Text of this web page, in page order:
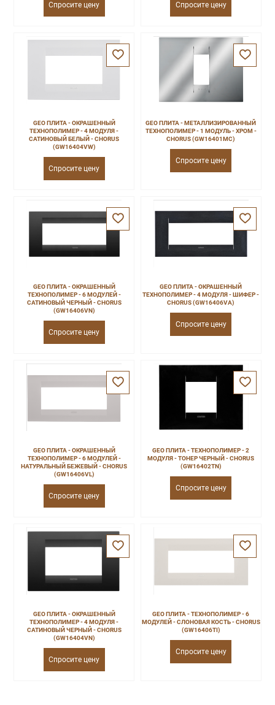
Спросите цену Спросите цену
GEO ПЛИТА - ОКРАШЕННЫЙ
ТЕХНОПОЛИМЕР - 4 МОДУЛЯ -
САТИНОВЫЙ БЕЛЫЙ - CHORUS
(GW16404VW)
Спросите цену
GEO ПЛИТА - МЕТАЛЛИЗИРОВАННЫЙ
ТЕХНОПОЛИМЕР - 1 МОДУЛЬ - ХРОМ -
CHORUS (GW16401MC)
Спросите цену
GEO ПЛИТА - ОКРАШЕННЫЙ
ТЕХНОПОЛИМЕР - 6 МОДУЛЕЙ -
САТИНОВЫЙ ЧЕРНЫЙ - CHORUS
(GW16406VN)
Спросите цену
GEO ПЛИТА - ОКРАШЕННЫЙ
ТЕХНОПОЛИМЕР - 4 МОДУЛЯ - ШИФЕР -
CHORUS (GW16406VA)
Спросите цену
GEO ПЛИТА - ОКРАШЕННЫЙ
ТЕХНОПОЛИМЕР - 6 МОДУЛЕЙ -
НАТУРАЛЬНЫЙ БЕЖЕВЫЙ - CHORUS
(GW16406VL)
Спросите цену
GEO ПЛИТА - ТЕХНОПОЛИМЕР - 2
МОДУЛЯ - ТОНЕР ЧЕРНЫЙ - CHORUS
(GW16402TN)
Спросите цену
GEO ПЛИТА - ОКРАШЕННЫЙ
ТЕХНОПОЛИМЕР - 4 МОДУЛЯ -
САТИНОВЫЙ ЧЕРНЫЙ - CHORUS
(GW16404VN)
Спросите цену
GEO ПЛИТА - ТЕХНОПОЛИМЕР - 6
МОДУЛЕЙ - СЛОНОВАЯ КОСТЬ - CHORUS
(GW16406TI)
Спросите цену